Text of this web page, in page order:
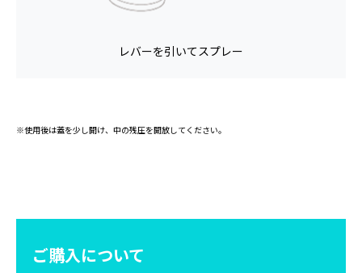
レバーを引いてスプレー
※使用後は蓋を少し開け、中の残圧を開放してください。
ご購入について